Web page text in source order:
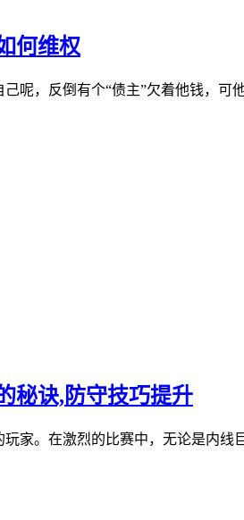
何维权
呢，反倒有个“债主”欠着他钱，
秘诀,防守技巧提升
家。在激烈的比赛中，无论是内